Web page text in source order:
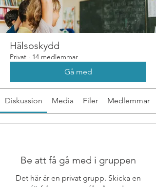
Hälsoskydd
Privat · 14 medlemmar
Gå med
Diskussion Media Filer Medlemmar
Be att få gå med i gruppen
Det här är en privat grupp. Skicka en